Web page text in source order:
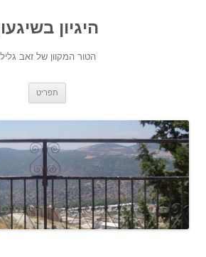
היגיון
הטור המקוון של זאב
תפריט